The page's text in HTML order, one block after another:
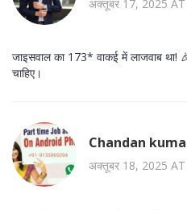
अक्तूबर 17, 2025
जाइसवाल का 173* वाकई में लाजवाब था!
चाहिए।
Chandan
अक्तूबर 18, 2025